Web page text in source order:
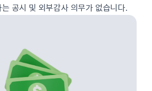
공시 및 외부감사 의무가 없습니다.